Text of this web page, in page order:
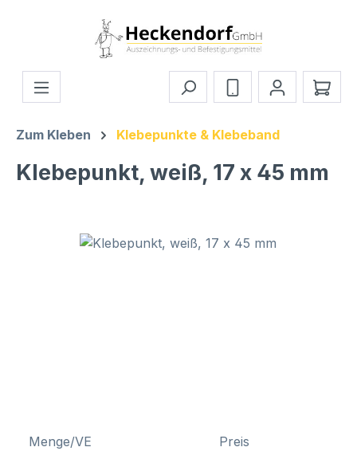
Zum Hauptinhalt springen
Zum Kleben Klebepunkte & Klebeband
Klebepunkt, weiß, 17 x 45 mm
Bildergalerie überspringen
Menge/VE Preis